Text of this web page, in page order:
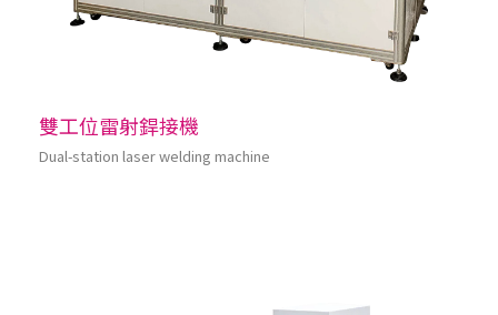
雙工位雷射銲接機
Dual-station laser welding machine